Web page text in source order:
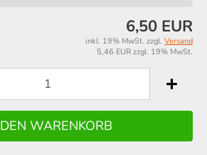
6,50 EUR
inkl. 19% MwSt. zzgl. Versand
5,46 EUR zzgl. 19% MwSt.